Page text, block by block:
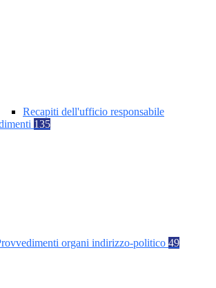
Recapiti dell'ufficio responsabile
135
organi indirizzo-politico 49